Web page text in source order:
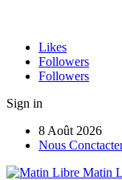
Likes
Followers
Followers
Sign in
8 Août 2026
Nous
Matin